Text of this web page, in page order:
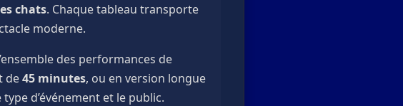
chats. Chaque tableau transporte
moderne.
des performances de
de45 minutes, ou en version longue
d’événement et le public.